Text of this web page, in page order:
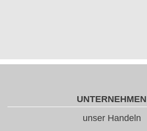
UNTERNEHMEN
unser Handeln